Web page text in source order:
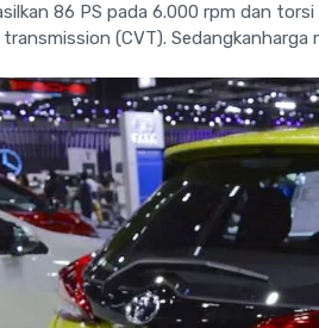
86 PS pada 6.000 rpm dan
transmission (CVT).